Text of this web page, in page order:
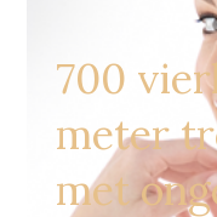
700
meter
met